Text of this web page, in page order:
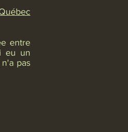
entre
eu un
pas